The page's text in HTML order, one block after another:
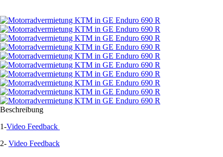
Beschreibung
1-Video Feedback
2- Video Feedback